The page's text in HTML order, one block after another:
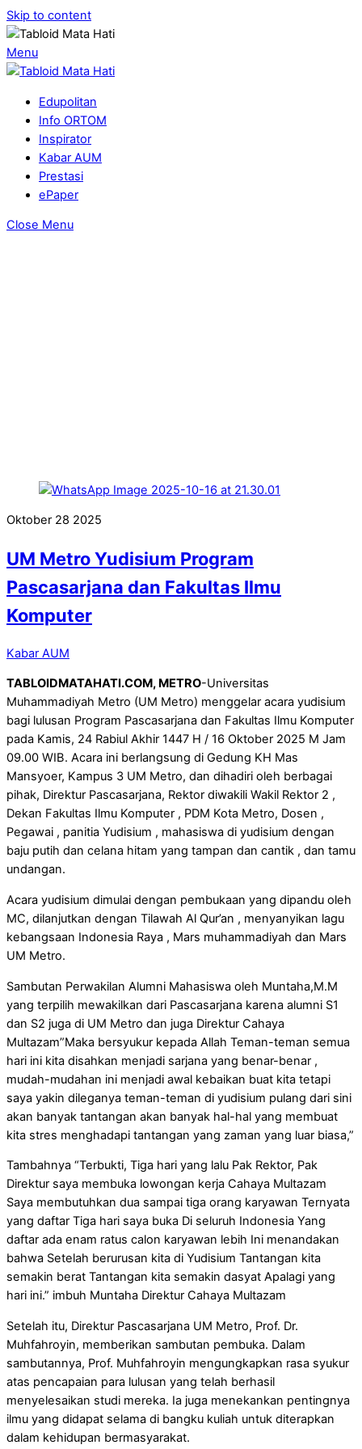
Skip to content
Menu
Edupolitan
Info ORTOM
Inspirator
Kabar AUM
Prestasi
ePaper
Close Menu
Oktober 28 2025
UM Metro Yudisium Program
Pascasarjana dan Fakultas Ilmu
Komputer
Kabar AUM
TABLOIDMATAHATI.COM, METRO-Universitas
Muhammadiyah Metro (UM Metro) menggelar acara yudisium
bagi lulusan Program Pascasarjana dan Fakultas Ilmu Komputer
pada Kamis, 24 Rabiul Akhir 1447 H / 16 Oktober 2025 M Jam
09.00 WIB. Acara ini berlangsung di Gedung KH Mas
Mansyoer, Kampus 3 UM Metro, dan dihadiri oleh berbagai
pihak, Direktur Pascasarjana, Rektor diwakili Wakil Rektor 2 ,
Dekan Fakultas Ilmu Komputer , PDM Kota Metro, Dosen ,
Pegawai , panitia Yudisium , mahasiswa di yudisium dengan
baju putih dan celana hitam yang tampan dan cantik , dan tamu
undangan.
Acara yudisium dimulai dengan pembukaan yang dipandu oleh
MC, dilanjutkan dengan Tilawah Al Qur’an , menyanyikan lagu
kebangsaan Indonesia Raya , Mars muhammadiyah dan Mars
UM Metro.
Sambutan Perwakilan Alumni Mahasiswa oleh Muntaha,M.M
yang terpilih mewakilkan dari Pascasarjana karena alumni S1
dan S2 juga di UM Metro dan juga Direktur Cahaya
Multazam”Maka bersyukur kepada Allah Teman-teman semua
hari ini kita disahkan menjadi sarjana yang benar-benar ,
mudah-mudahan ini menjadi awal kebaikan buat kita tetapi
saya yakin dileganya teman-teman di yudisium pulang dari sini
akan banyak tantangan akan banyak hal-hal yang membuat
kita stres menghadapi tantangan yang zaman yang luar biasa,”
Tambahnya “Terbukti, Tiga hari yang lalu Pak Rektor, Pak
Direktur saya membuka lowongan kerja Cahaya Multazam
Saya membutuhkan dua sampai tiga orang karyawan Ternyata
yang daftar Tiga hari saya buka Di seluruh Indonesia Yang
daftar ada enam ratus calon karyawan lebih Ini menandakan
bahwa Setelah berurusan kita di Yudisium Tantangan kita
semakin berat Tantangan kita semakin dasyat Apalagi yang
hari ini.” imbuh Muntaha Direktur Cahaya Multazam
Setelah itu, Direktur Pascasarjana UM Metro, Prof. Dr.
Muhfahroyin, memberikan sambutan pembuka. Dalam
sambutannya, Prof. Muhfahroyin mengungkapkan rasa syukur
atas pencapaian para lulusan yang telah berhasil
menyelesaikan studi mereka. Ia juga menekankan pentingnya
ilmu yang didapat selama di bangku kuliah untuk diterapkan
dalam kehidupan bermasyarakat.